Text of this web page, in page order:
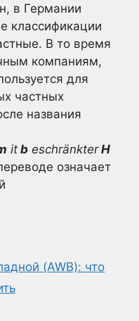
в Германии
классификации
В то время
компаниям,
для
частных
названия
it b eschränkterH
означает
(AWB): что